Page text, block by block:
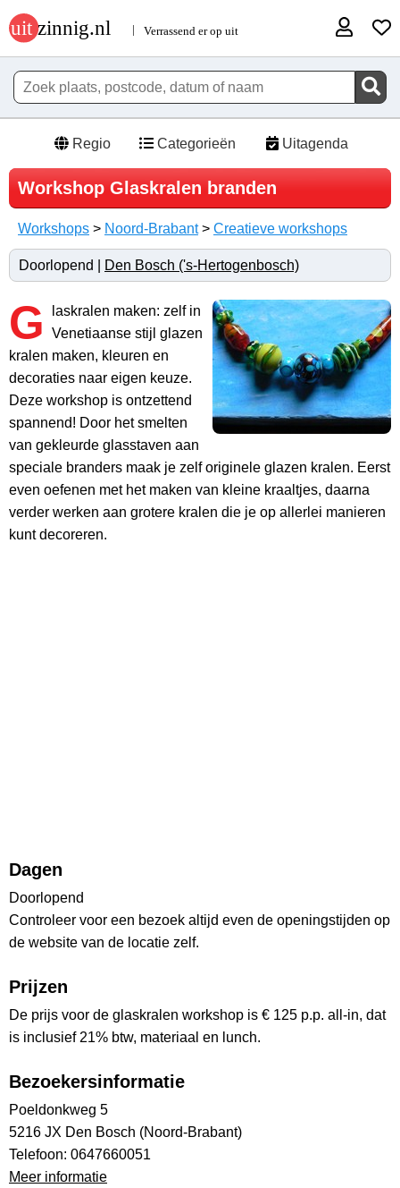
Regio Categorieën Uitagenda
Workshop Glaskralen branden
Workshops > Noord-Brabant> Creatieve workshops
Doorlopend | Den Bosch ('s-Hertogenbosch)
G
laskralen maken: zelf in
Venetiaanse stijl glazen
kralen maken, kleuren en
decoraties naar eigen keuze.
Deze workshop is ontzettend
spannend! Door het smelten
van gekleurde glasstaven aan
speciale branders maak je zelf originele glazen kralen. Eerst
even oefenen met het maken van kleine kraaltjes, daarna
verder werken aan grotere kralen die je op allerlei manieren
kunt decoreren.
Dagen
Doorlopend
Controleer voor een bezoek altijd even de openingstijden op
de website van de locatie zelf.
Prijzen
De prijs voor de glaskralen workshop is € 125 p.p. all-in, dat
is inclusief 21% btw, materiaal en lunch.
Bezoekersinformatie
Poeldonkweg 5
5216 JX Den Bosch (Noord-Brabant)
Telefoon: 0647660051
Meer informatie